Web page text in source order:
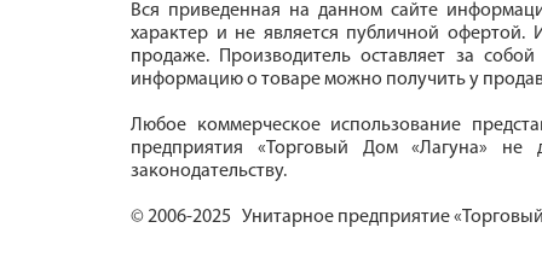
Вся приведенная на данном сайте
характер и не является публичной офертой.
продаже. Производитель оставляет за
информацию о товаре можно получить у
Любое коммерческое использование
предприятия «Торговый Дом «Лагуна» не
законодательству.
© 2006-2025 Унитарное предприятие